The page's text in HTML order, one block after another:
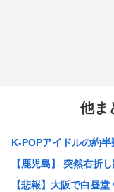
他ま
K-POPアイドルの約
【鹿児島】 突然右折
【悲報】大阪で白昼